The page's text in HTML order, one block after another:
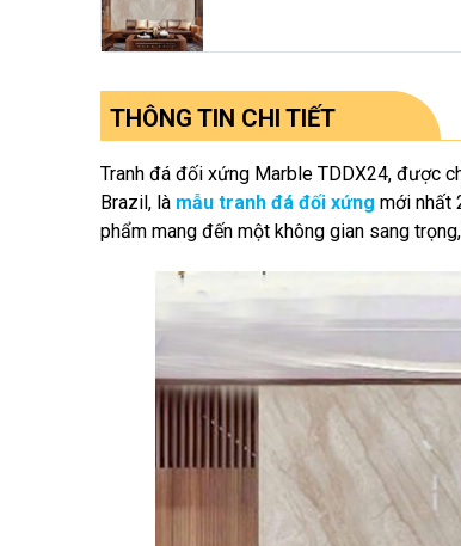
THÔNG TIN CHI TIẾT
Tranh đá đối xứng Marble TDDX24, được
Brazil, là mẫu tranh đá đối xứng mới nhất
phẩm mang đến một không gian sang